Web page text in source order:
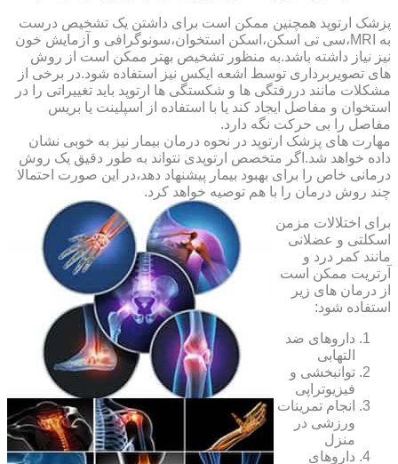
پزشک ارتوپد همچنین ممکن است برای داشتن یک تشخیص درست
به MRI،سی تی اسکن،اسکن استخوان،سونوگرافی و آزمایش خون
نیز نیاز داشته باشد.به منظور تشخیص بهتر ممکن است از روش
های تصویربرداری توسط اشعه ایکس نیز استفاده شود.در برخی از
مشکلات مانند دررفتگی ها و شکستگی ها ارتوپد باید تغییراتی را در
استخوان و مفاصل ایجاد کند یا با استفاده از اسپلینت یا بریس
مفاصل را بی حرکت نگه دارد.
مهارت های پزشک ارتوپد در نحوه درمان بیمار نیز به خوبی نشان
داده خواهد شد.اگر متخصص ارتوپدی نتواند به طور دقیق یک روش
درمانی خاص را برای بهبود بیمار پیشنهاد دهد،در این صورت احتمالا
چند روش درمان را با هم توصیه خواهد کرد.
برای اختلالات مزمن
اسکلتی و عضلانی
مانند کمر درد و
آرتریت ممکن است
از درمان های زیر
استفاده شود:
داروهای ضد
التهابی
توانبخشی و
فیزیوتراپی
انجام تمرینات
ورزشی در
منزل
داروهای